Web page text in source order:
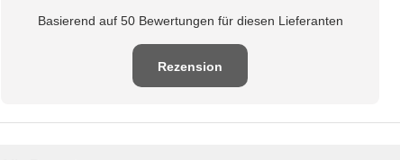
Basierend auf 50 Bewertungen für diesen Lieferanten
Rezension